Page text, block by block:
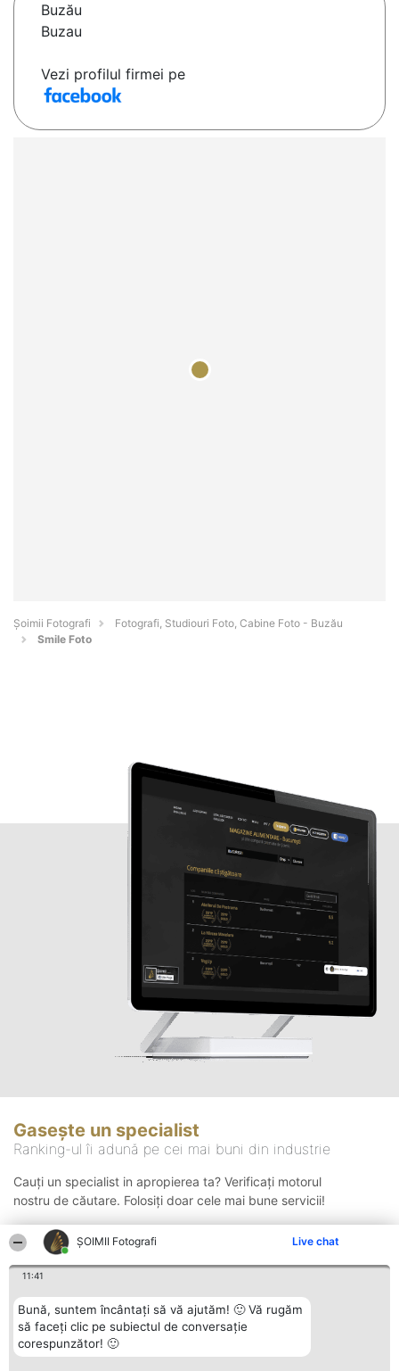
ȘOIMII Fotografi Live chat
11:41
Bună, suntem încântați să vă ajutăm! 🙂 Vă rugăm
să faceți clic pe subiectul de conversație
corespunzător! 🙂
Buzău
Buzau
Vezi profilul firmei pe
Șoimii Fotografi
Fotografi, Studiouri Foto, Cabine Foto - Buzău
Smile Foto
Gasește un specialist
Ranking-ul îi adună pe cei mai buni din industrie
Cauți un specialist in apropierea ta? Verificați motorul
nostru de căutare. Folosiți doar cele mai bune servicii!